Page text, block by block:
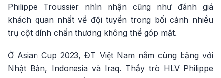
Philippe Troussier nhìn nhận cũng như đánh giá
khách quan nhất về đội tuyển trong bối cảnh nhiều
trụ cột dính chấn thương không thể góp mặt.
Ở Asian Cup 2023, ĐT Việt Nam nằm cùng bảng với
Nhật Bản, Indonesia và Iraq. Thầy trò HLV Philippe